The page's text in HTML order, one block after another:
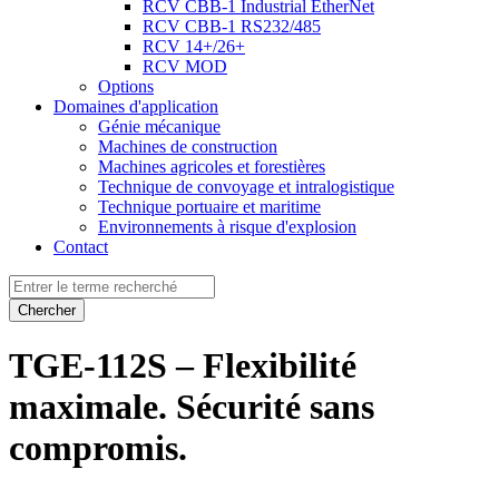
RCV CBB-1 Industrial EtherNet
RCV CBB-1 RS232/485
RCV 14+/26+
RCV MOD
Options
Domaines d'application
Génie mécanique
Machines de construction
Machines agricoles et forestières
Technique de convoyage et intralogistique
Technique portuaire et maritime
Environnements à risque d'explosion
Contact
Chercher
TGE-112S – Flexibilité
maximale. Sécurité sans
compromis.